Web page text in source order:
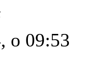
o 09:53